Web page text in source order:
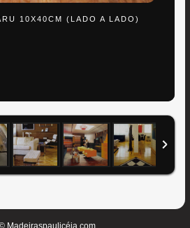
10X40CM (LADO A LADO)
Madeiraspaulicéia.com